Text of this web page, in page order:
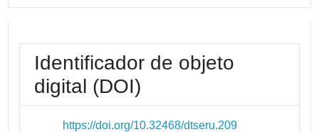
Identificador de objeto
digital (DOI)
https://doi.org/10.32468/dtseru.209